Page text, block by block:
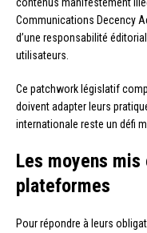
Communications Decency
d’une responsabilité
utilisateurs.
Ce patchwork législatif
doivent adapter leurs
internationale reste un défi
Les moyens
plateformes
Pour répondre à leurs